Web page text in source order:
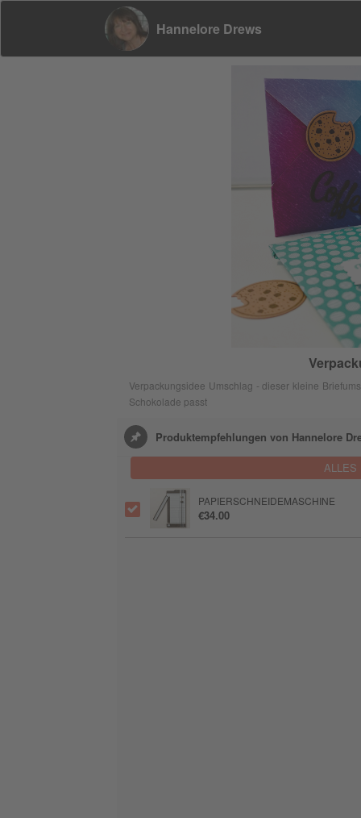
Hannelore Drews
Verpackungsidee Umschlag - dieser kleine
Schokolade passt
Produktempfehlungen von Hannelore
ALLES
PAPIERSCHNEIDEMASCHINE
€34.00